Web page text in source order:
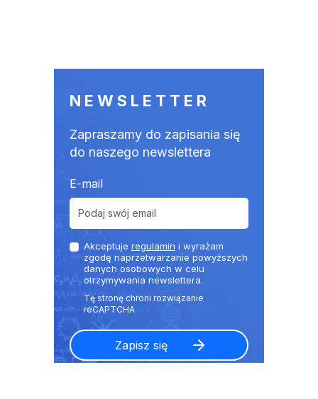
NEWSLETTER
Zapraszamy do zapisania się
do naszego newslettera
E-mail
Akceptuje regulamin i wyrażam
zgodę naprzetwarzanie powyższych
danych osobowych w celu
otrzymywania newslettera.